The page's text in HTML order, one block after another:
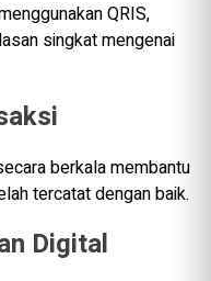
QRIS,
singkat mengenai
berkala membantu
tercatat dengan baik.
Digital